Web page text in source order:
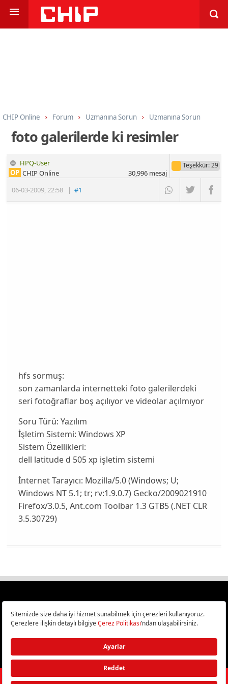
CHIP Online Forum Uzmanına Sorun Uzmanına Sorun
foto galerilerde ki resimler
HPQ-User
06-03-2009,22:58 |#1
OP CHIP Online
Teşekkür: 29
30,996mesaj
hfs sormuş:
son zamanlarda internetteki foto galerilerdeki
seri fotoğraflar boş açılıyor ve videolar açılmıyor
Soru Türü: Yazılım
İşletim Sistemi: Windows XP
Sistem Özellikleri:
dell latitude d 505 xp işletim sistemi
İnternet Tarayıcı: Mozilla/5.0 (Windows; U;
Windows NT 5.1; tr; rv:1.9.0.7) Gecko/2009021910
Firefox/3.0.5, Ant.com Toolbar 1.3 GTB5 (.NET CLR
3.5.30729)
Türkiye
Bilişim ve Teknoloji Haberleri CHIP Online’da!